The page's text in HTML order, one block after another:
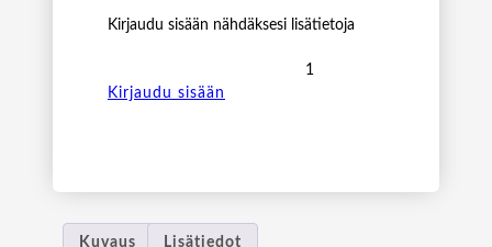
Kirjaudu sisään nähdäksesi lisätietoja
Kirjaudu sisään
Kuvaus Lisätiedot